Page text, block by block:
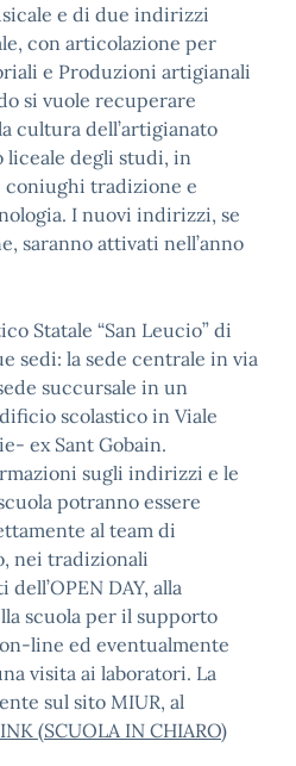
e di due indirizzi
con articolazione per
e Produzioni artigianali
si vuole recuperare
cultura dell’artigianato
liceale degli studi, in
coniughi tradizione e
I nuovi indirizzi, se
saranno attivati nell’anno
Statale “San Leucio” di
sedi: la sede centrale in via
succursale in un
scolastico in Viale
ex Sant Gobain.
sugli indirizzi e le
potranno essere
al team di
nei tradizionali
DAY, alla
scuola per il supporto
line ed eventualmente
visita ai laboratori. La
sul sito MIUR, al
(SCUOLA IN CHIARO)